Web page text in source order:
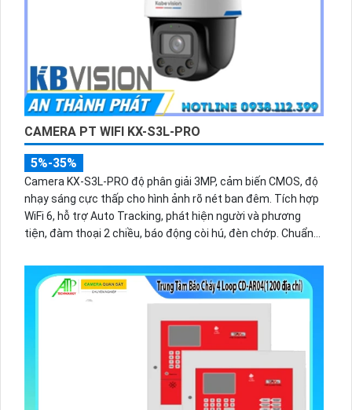
CAMERA PT WIFI KX-S3L-PRO
5%-35%
Camera KX-S3L-PRO độ phân giải 3MP, cảm biến CMOS, độ
nhạy sáng cực thấp cho hình ảnh rõ nét ban đêm. Tích hợp
WiFi 6, hỗ trợ Auto Tracking, phát hiện người và phương
tiện, đàm thoại 2 chiều, báo động còi hú, đèn chớp. Chuẩn